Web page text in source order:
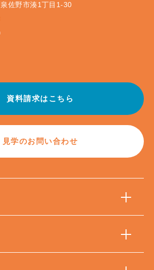
佐野市湊1丁目1-30
資料請求はこちら
見学のお問い合わせ